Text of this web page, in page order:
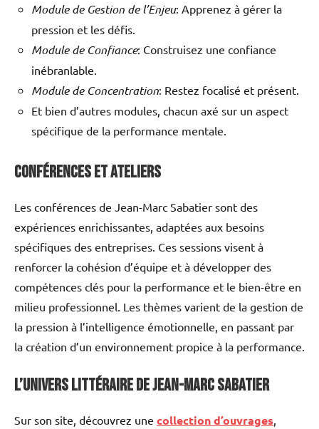
Module de Gestion de l’Enjeu: Apprenez à gérer la
pression et les défis.
Module de Confiance: Construisez une confiance
inébranlable.
Module de Concentration: Restez focalisé et présent.
Et bien d’autres modules, chacun axé sur un aspect
spécifique de la performance mentale.
Conférences et Ateliers
Les conférences de Jean-Marc Sabatier sont des
expériences enrichissantes, adaptées aux besoins
spécifiques des entreprises. Ces sessions visent à
renforcer la cohésion d’équipe et à développer des
compétences clés pour la performance et le bien-être en
milieu professionnel. Les thèmes varient de la gestion de
la pression à l’intelligence émotionnelle, en passant par
la création d’un environnement propice à la performance.
L’Univers Littéraire de Jean-Marc Sabatier
Sur son site, découvrez une collection d’ouvrages